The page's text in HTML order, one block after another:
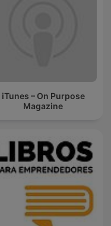
iTunes – On Purpose
Magazine